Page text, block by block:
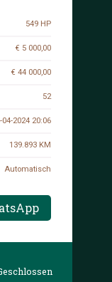
549 HP
€ 5 000,00
€ 44 000,00
52
04-2024 20:06
139.893 KM
Automatisch